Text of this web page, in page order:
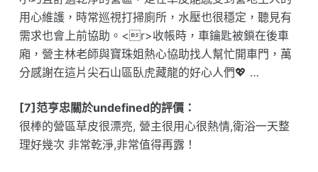
用心維護，時常巡視打掃廁所，水壓也很穩定，聽見有
需求也會上前協助。<r>收帳時，車鑰匙被鎖在後車
廂，營主林老師與寶珠姐熱心協助找人幫忙開車門，萬
分感謝在這片尖石山區臥虎藏龍的好心人們💖 …
[7]范亨忠關於undefined的評價：
很棒的營區草皮很漂亮, 營主很用心很熱情,衛浴一天整
理好幾次 非常乾淨,非常值得再露！